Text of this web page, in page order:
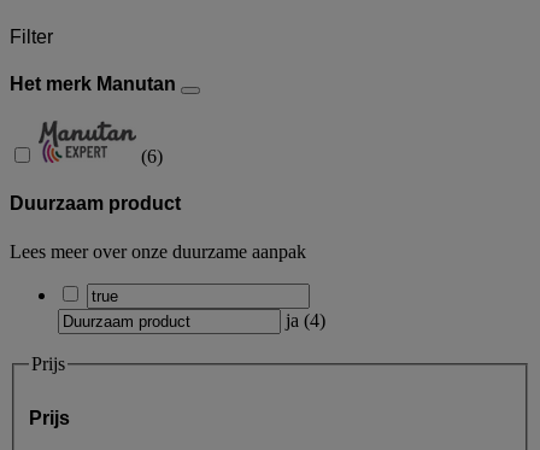
Filter
Het merk Manutan
(6)
Duurzaam product
Lees meer over onze duurzame aanpak
ja (4)
Prijs
Prijs